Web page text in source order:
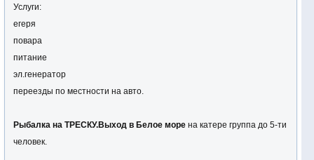
Услуги:
егеря
повара
питание
эл.генератор
переезды по местности на авто.
Рыбалка на ТРЕСКУ.Выход в Белое море на катере группа до 5-ти
человек.